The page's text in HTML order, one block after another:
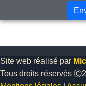
Site web réalisé par
Tous droits réservés